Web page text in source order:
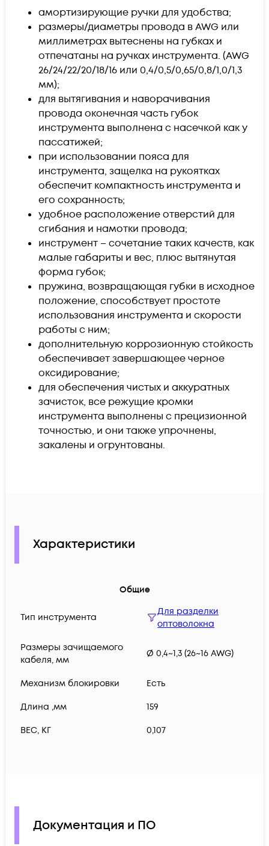
амортизирующие ручки для удобства;
размеры/диаметры провода в AWG или
миллиметрах вытеснены на губках и
отпечатаны на ручках инструмента. (AWG
26/24/22/20/18/16 или 0,4/0,5/0,65/0,8/1,0/1,3
мм);
для вытягивания и наворачивания
провода оконечная часть губок
инструмента выполнена с насечкой как у
пассатижей;
при использовании пояса для
инструмента, защелка на рукоятках
обеспечит компактность инструмента и
его сохранность;
удобное расположение отверстий для
сгибания и намотки провода;
инструмент – сочетание таких качеств, как
малые габариты и вес, плюс вытянутая
форма губок;
пружина, возвращающая губки в исходное
положение, способствует простоте
использования инструмента и скорости
работы с ним;
дополнительную коррозионную стойкость
обеспечивает завершающее черное
оксидирование;
для обеспечения чистых и аккуратных
зачисток, все режущие кромки
инструмента выполнены с прецизионной
точностью, и они также упрочнены,
закалены и огрунтованы.
Характеристики
Общие
Тип инструмента
Для разделки
оптоволокна
Размеры зачищаемого
кабеля, мм
Ø 0,4~1,3 (26~16 AWG)
Механизм блокировки Есть
Длина ,мм 159
ВЕС, КГ 0,107
Документация и ПО